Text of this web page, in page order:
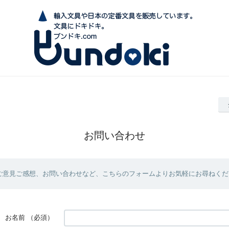
お問い合わせ
見ご感想、お問い合わせなど、こちらのフォームよりお気軽にお尋ねくだ
お名前 （必須）